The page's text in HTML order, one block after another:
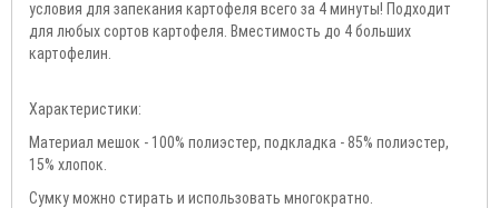
условия для запекания картофеля всего за 4 минуты! Подходит
для любых сортов картофеля. Вместимость до 4 больших
картофелин.
Характеристики:
Материал мешок - 100% полиэстер, подкладка - 85% полиэстер,
15% хлопок.
Сумку можно стирать и использовать многократно.